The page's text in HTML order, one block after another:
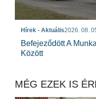
Hírek - Aktuális2026. 08.
Befejeződött A
Között
MÉG EZEK IS